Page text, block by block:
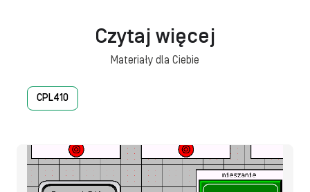
Czytaj więcej
Materiały dla Ciebie
CPL410